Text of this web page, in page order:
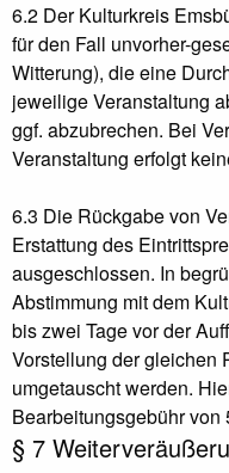
6.2 Der Kulturkreis
für den Fall unvorher-
Witterung), die eine
jeweilige Veranstaltung
ggf. abzubrechen. Bei
Veranstaltung erfolgt
6.3 Die Rückgabe von
Erstattung des
ausgeschlossen. In
Abstimmung mit dem
bis zwei Tage vor der
Vorstellung der gleichen
umgetauscht werden.
Bearbeitungsgebühr von
§ 7